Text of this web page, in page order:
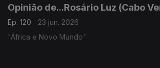
Opinião de...Rosário Luz (Cabo
Ep. 120
23 jun. 2026
"África e Novo Mundo"